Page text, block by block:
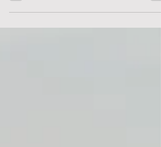
Fahren, wo andere SUVs stecken bleiben.